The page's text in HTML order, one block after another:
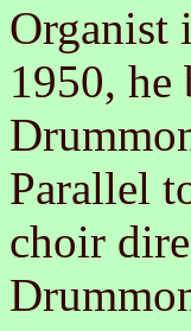
Organist
1950,
Parallel
choir